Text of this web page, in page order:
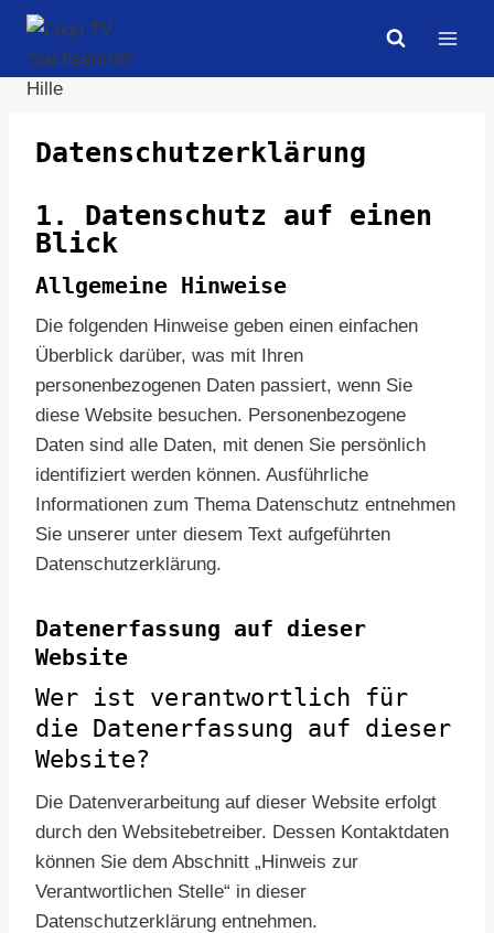
Zum
springen
Datenschutz­erklärung
1. Datenschutz auf einen
Blick
Allgemeine Hinweise
Die folgenden Hinweise geben einen einfachen
Überblick darüber, was mit Ihren
personenbezogenen Daten passiert, wenn Sie
diese Website besuchen. Personenbezogene
Daten sind alle Daten, mit denen Sie persönlich
identifiziert werden können. Ausführliche
Informationen zum Thema Datenschutz entnehmen
Sie unserer unter diesem Text aufgeführten
Datenschutzerklärung.
Datenerfassung auf dieser
Website
Wer ist verantwortlich für
die Datenerfassung auf dieser
Website?
Die Datenverarbeitung auf dieser Website erfolgt
durch den Websitebetreiber. Dessen Kontaktdaten
können Sie dem Abschnitt „Hinweis zur
Verantwortlichen Stelle“ in dieser
Datenschutzerklärung entnehmen.